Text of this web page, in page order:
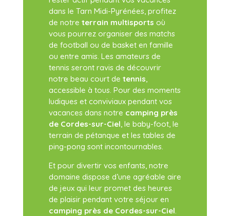
dans le Tarn Midi-Pyrénées, profitez
de notre terrain multisports où
vous pourrez organiser des matchs
de football ou de basket en famille
ou entre amis. Les amateurs de
tennis seront ravis de découvrir
notre beau court de tennis
accessible à tous. Pour des moments
ludiques et conviviaux pendant vos
vacances dans notre camping près
de Cordes-sur-Ciel , le baby-foot, le
terrain de pétanque et les tables de
ping-pong sont incontournables.
Et pour divertir vos enfants, notre
domaine dispose d’une agréable aire
de jeux qui leur promet des heures
de plaisir pendant votre séjour en
camping près de Cordes-sur-Ciel